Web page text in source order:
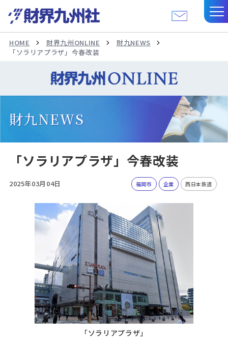
HOME 財界九州ONLINE
財九NEWS
「ソラリアプラザ」今春改装
財九NEWS
「ソラリアプラザ」今春改装
2025年03月04日 福岡市 企業 西日本鉄道
「ソラリアプラザ」